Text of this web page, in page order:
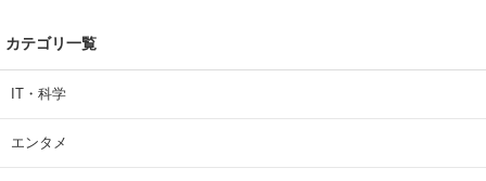
カテゴリ一覧
IT・科学
エンタメ